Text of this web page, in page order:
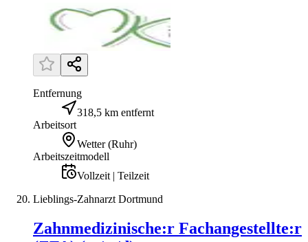
Entfernung
318,5 km entfernt
Arbeitsort
Wetter (Ruhr)
Arbeitszeitmodell
Vollzeit | Teilzeit
Lieblings-Zahnarzt Dortmund
Zahnmedizinische:r Fachangestellte:r